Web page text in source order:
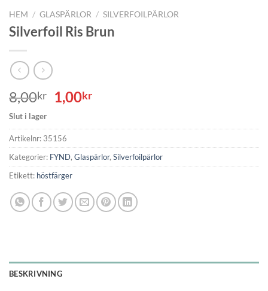
HEM / GLASPÄRLOR / SILVERFOILPÄRLOR
Silverfoil Ris Brun
8,00kr
Det
ursprungliga
priset
var:
8,00kr.
1,00krDet
priset
1,00kr.
Slut i lager
Artikelnr: 35156
Kategorier: FYND, Glaspärlor, Silverfoilpärlor
Etikett: höstfärger
BESKRIVNING